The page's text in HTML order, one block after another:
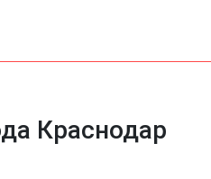
Краснодар